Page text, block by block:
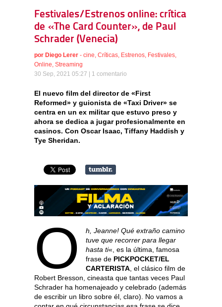
Festivales/Estrenos online: crítica
de «The Card Counter», de Paul
Schrader (Venecia)
por Diego Lerer - cine, Críticas, Estrenos, Festivales,
Online, Streaming
30 Sep, 2021 05:27 | 1 comentario
El nuevo film del director de «First
Reformed» y guionista de «Taxi Driver» se
centra en un ex militar que estuvo preso y
ahora se dedica a jugar profesionalmente en
casinos. Con Oscar Isaac, Tiffany Haddish y
Tye Sheridan.
O
h, Jeanne! Qué extraño camino
tuve que recorrerpara llegar
hasta ti«, es la última, famosa
frase de PICKPOCKET/EL
CARTERISTA, el clásico film de
Robert Bresson, cineasta que tantas veces Paul
Schrader ha homenajeado y celebrado (además
de escribir un libro sobre él, claro). No vamos a